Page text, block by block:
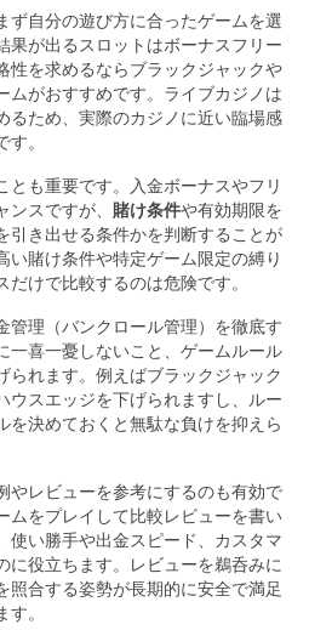
ず自分の遊び方に合ったゲームを選
果が出るスロットはボーナスフリー
性を求めるならブラックジャックや
ムがおすすめです。ライブカジノは
るため、実際のカジノに近い臨場感
。
とも重要です。入金ボーナスやフリ
スですが、 賭け条件や有効期限を
引き出せる条件かを判断することが
い賭け条件や特定ゲーム限定の縛り
けで比較するのは危険です。
管理（バンクロール管理）を徹底す
一喜一憂しないこと、ゲームルール
られます。例えばブラックジャック
ウスエッジを下げられますし、ルー
を決めておくと無駄な負けを抑えら
やレビューを参考にするのも有効で
ムをプレイして比較レビューを書い
使い勝手や出金スピード、カスタマ
に役立ちます。レビューを鵜呑みに
照合する姿勢が長期的に安全で満足
。